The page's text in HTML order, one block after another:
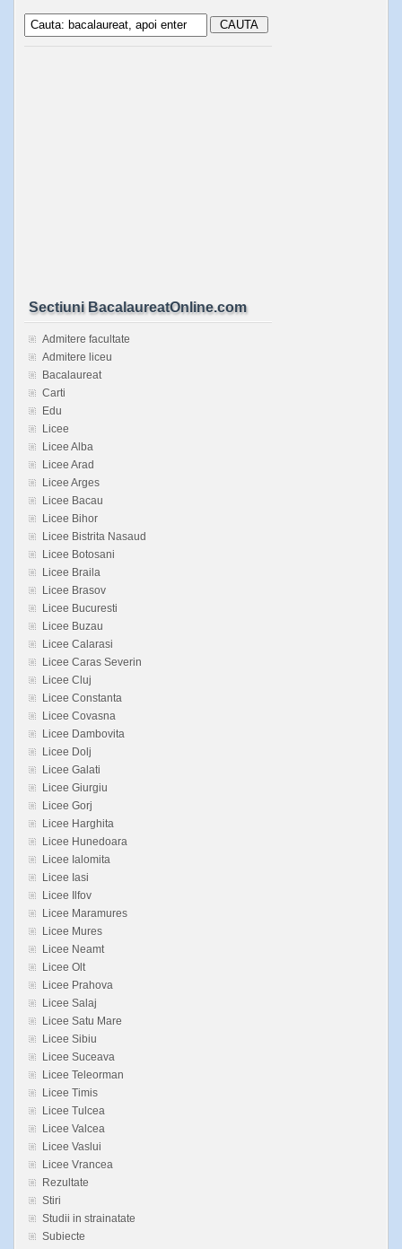
Sectiuni BacalaureatOnline.com
Admitere facultate
Admitere liceu
Bacalaureat
Carti
Edu
Licee
Licee Alba
Licee Arad
Licee Arges
Licee Bacau
Licee Bihor
Licee Bistrita Nasaud
Licee Botosani
Licee Braila
Licee Brasov
Licee Bucuresti
Licee Buzau
Licee Calarasi
Licee Caras Severin
Licee Cluj
Licee Constanta
Licee Covasna
Licee Dambovita
Licee Dolj
Licee Galati
Licee Giurgiu
Licee Gorj
Licee Harghita
Licee Hunedoara
Licee Ialomita
Licee Iasi
Licee Ilfov
Licee Maramures
Licee Mures
Licee Neamt
Licee Olt
Licee Prahova
Licee Salaj
Licee Satu Mare
Licee Sibiu
Licee Suceava
Licee Teleorman
Licee Timis
Licee Tulcea
Licee Valcea
Licee Vaslui
Licee Vrancea
Rezultate
Stiri
Studii in strainatate
Subiecte